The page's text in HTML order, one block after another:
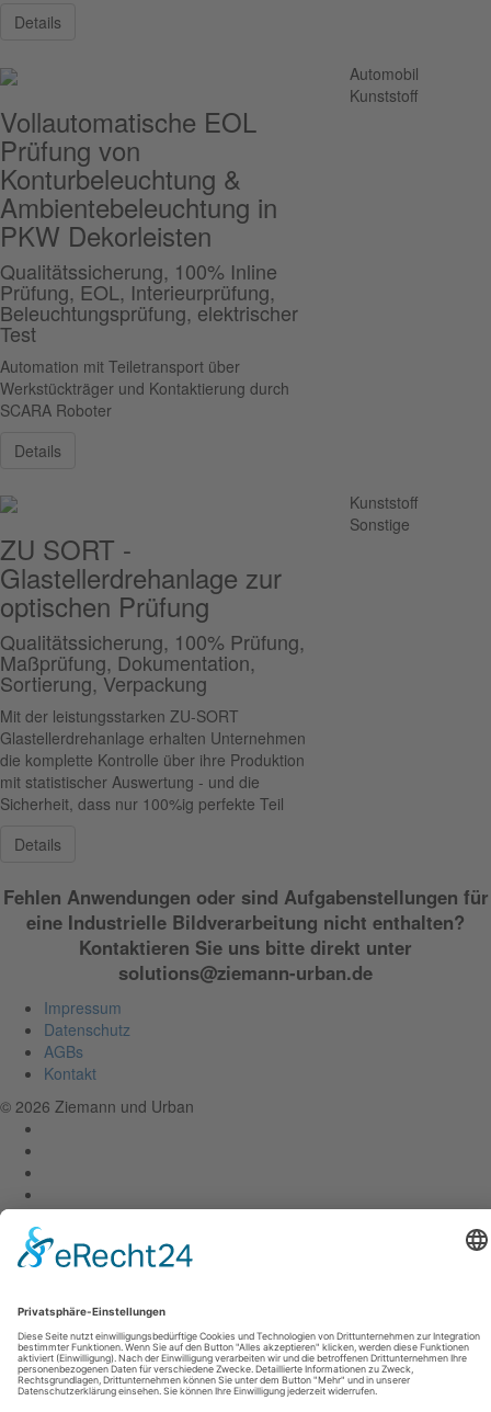
Details
Vollautomatische EOL
Prüfung von
Konturbeleuchtung &
Ambientebeleuchtung in
PKW Dekorleisten
Qualitätssicherung, 100% Inline
Prüfung, EOL, Interieurprüfung,
Beleuchtungsprüfung, elektrischer
Test
Automation mit Teiletransport über
Werkstückträger und Kontaktierung durch
SCARA Roboter
Details
Automobil
Kunststoff
ZU SORT -
Glastellerdrehanlage zur
optischen Prüfung
Qualitätssicherung, 100% Prüfung,
Maßprüfung, Dokumentation,
Sortierung, Verpackung
Mit der leistungsstarken ZU-SORT
Glastellerdrehanlage erhalten Unternehmen
die komplette Kontrolle über ihre Produktion
mit statistischer Auswertung - und die
Sicherheit, dass nur 100%ig perfekte Teil
Details
Kunststoff
Sonstige
Fehlen Anwendungen oder sind Aufgabenstellungen für
eine Industrielle Bildverarbeitung nicht enthalten?
Kontaktieren Sie uns bitte direkt unter
solutions@ziemann-urban.de
Impressum
Datenschutz
AGBs
Kontakt
© 2026 Ziemann und Urban